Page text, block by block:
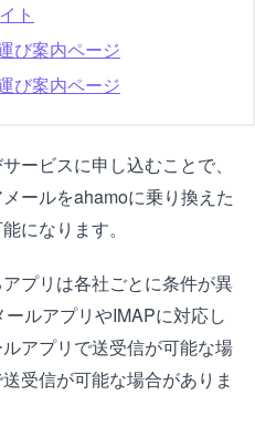
ト
び案内ページ
び案内ページ
ービスに申し込むことで、
ールをahamoに乗り換えた
になります。
プリは各社ごとに条件が異
ルアプリやIMAPに対応し
アプリで送受信が可能な場
受信が可能な場合がありま